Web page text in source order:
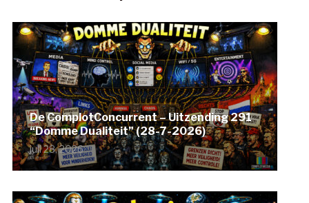
De ComplotConcurrent – Uitzending 291
“Domme Dualiteit” (28-7-2026)
juli 28, 2026